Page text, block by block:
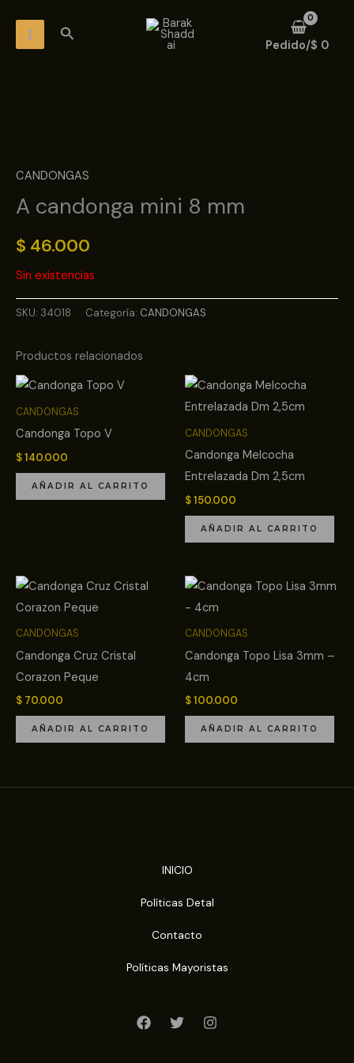
contenidoMENU
Buscar
Pedido/$ 0
CANDONGAS
A candonga mini 8 mm
$ 46.000
Sin existencias
SKU: 34018 Categoría: CANDONGAS
Productos relacionados
CANDONGAS
Candonga Topo V
$140.000
AÑADIR AL CARRITO
CANDONGAS
Candonga Melcocha
Entrelazada Dm 2,5cm
$150.000
AÑADIR AL CARRITO
CANDONGAS
Candonga Cruz Cristal
Corazon Peque
$ 70.000
AÑADIR AL CARRITO
CANDONGAS
Candonga Topo Lisa 3mm –
4cm
$100.000
AÑADIR AL CARRITO
INICIO
Políticas Detal
Contacto
Políticas Mayoristas